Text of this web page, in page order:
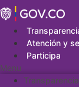
Saltar
al
contenido
Atención y
Participa
Menu